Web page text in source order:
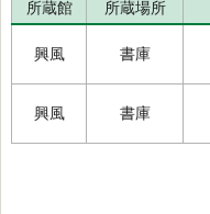
所蔵館 所蔵場所
興風 書庫
興風 書庫